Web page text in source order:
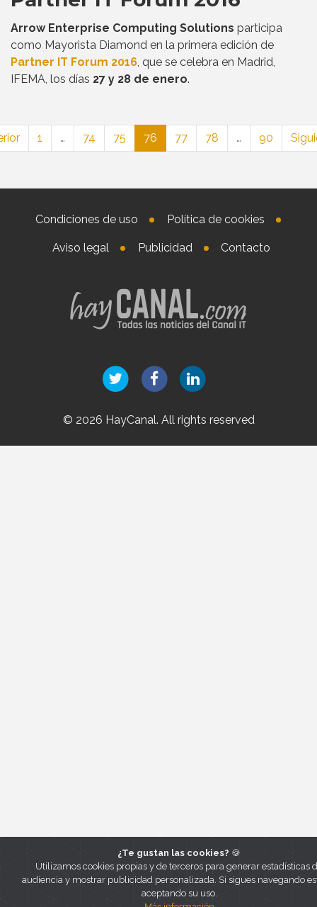
Arrow Enterprise Computing Solutions participa
como Mayorista Diamond en la primera edición de
Partner IT Forum 2016, que se celebra en Madrid,
IFEMA, los días 27 y 28 de enero.
1 … 74 75 76 77 78 … 90
Condiciones de uso Política de cookies
Aviso legal Publicidad Contacto
© 2026 HayCanal. All rights reserved
¿Te gustan las cookies? 🍪
Utilizamos cookies propias y de terceros para generar estadísticas
audiencia y mostrar publicidad personalizada. Si sigues navegando
aceptando su uso.